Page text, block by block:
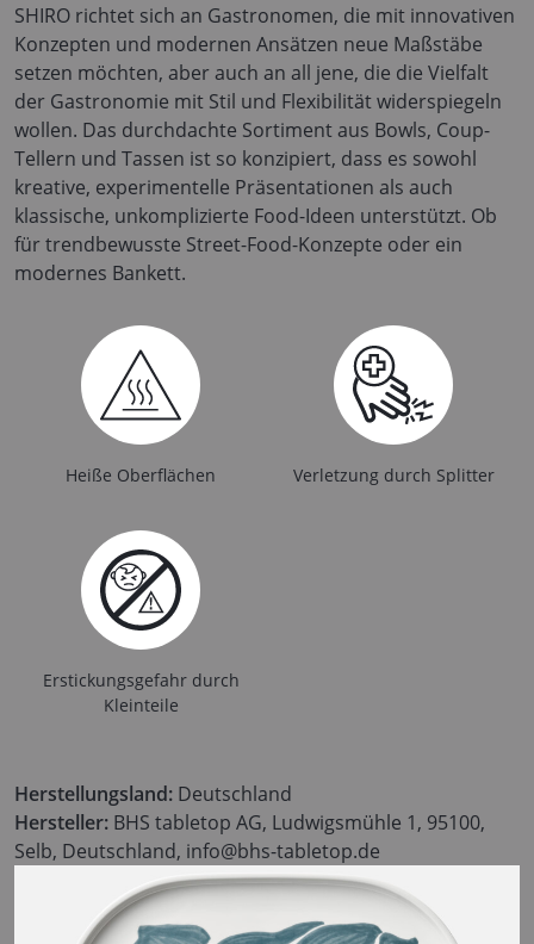
SHIRO richtet sich an Gastronomen, die mit innovativen
Konzepten und modernen Ansätzen neue Maßstäbe
setzen möchten, aber auch an all jene, die die Vielfalt
der Gastronomie mit Stil und Flexibilität widerspiegeln
wollen. Das durchdachte Sortiment aus Bowls, Coup-
Tellern und Tassen ist so konzipiert, dass es sowohl
kreative, experimentelle Präsentationen als auch
klassische, unkomplizierte Food-Ideen unterstützt. Ob
für trendbewusste Street-Food-Konzepte oder ein
modernes Bankett.
Heiße Oberflächen Verletzung durch Splitter
Erstickungsgefahr durch
Kleinteile
Herstellungsland: Deutschland
Hersteller: BHS tabletop AG, Ludwigsmühle 1, 95100,
Selb, Deutschland, info@bhs-tabletop.de